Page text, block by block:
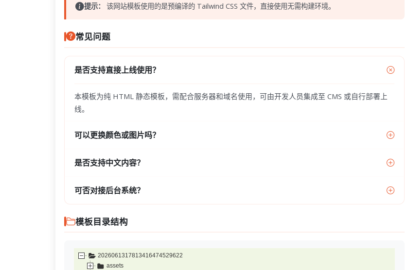
提示： 该网站模板使用的是预编译的 Tailwind CSS 文件，直接使用无需构建环境。
常见问题
是否支持直接上线使用？
本模板为纯 HTML 静态模板，需配合服务器和域名使用，可由开发人员集成至 CMS 或自行部署上
线。
可以更换颜色或图片吗？
是否支持中文内容？
可否对接后台系统？
模板目录结构
2026061317813416474529622
assets